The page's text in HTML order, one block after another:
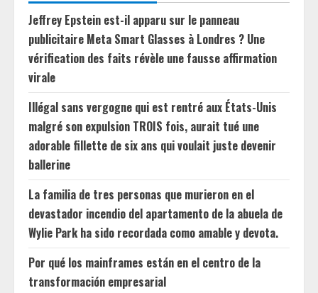
Jeffrey Epstein est-il apparu sur le panneau
publicitaire Meta Smart Glasses à Londres ? Une
vérification des faits révèle une fausse affirmation
virale
Illégal sans vergogne qui est rentré aux États-Unis
malgré son expulsion TROIS fois, aurait tué une
adorable fillette de six ans qui voulait juste devenir
ballerine
La familia de tres personas que murieron en el
devastador incendio del apartamento de la abuela de
Wylie Park ha sido recordada como amable y devota.
Por qué los mainframes están en el centro de la
transformación empresarial